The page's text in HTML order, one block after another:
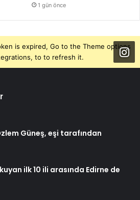
1 gün önce
is expired, Go to the Theme options
to to refresh it.
Güneş, eşi tarafından
ilk 10 ili arasında Edirne de